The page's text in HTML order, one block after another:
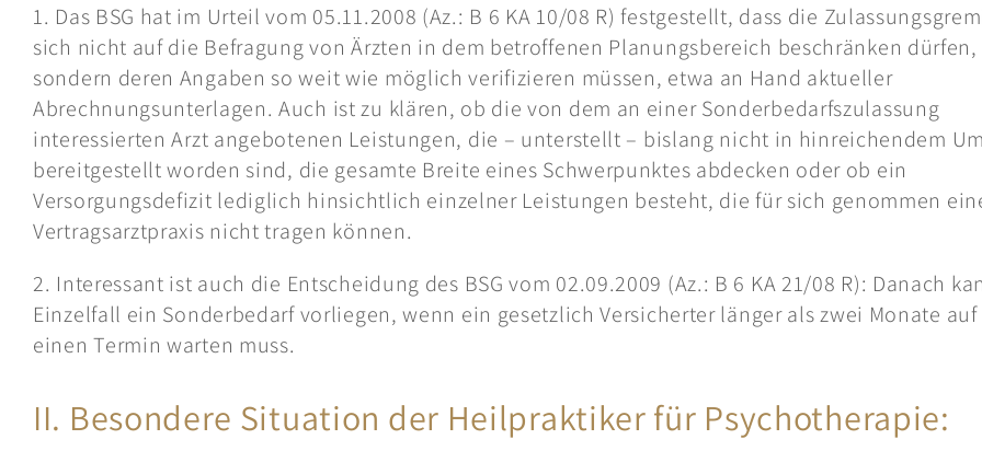
1. Das BSG hat im Urteil vom 05.11.2008 (Az.: B 6 KA 10/08 R) festgestellt, dass die
sich nicht auf die Befragung von Ärzten in dem betroffenen Planungsbereich beschränken dürfen,
sondern deren Angaben so weit wie möglich verifizieren müssen, etwa an Hand aktueller
Abrechnungsunterlagen. Auch ist zu klären, ob die von dem an einer Sonderbedarfszulassung
interessierten Arzt angebotenen Leistungen, die – unterstellt – bislang nicht in hinreichendem
bereitgestellt worden sind, die gesamte Breite eines Schwerpunktes abdecken oder ob ein
Versorgungsdefizit lediglich hinsichtlich einzelner Leistungen besteht, die für sich genommen
Vertragsarztpraxis nicht tragen können.
2. Interessant ist auch die Entscheidung des BSG vom 02.09.2009 (Az.: B 6 KA 21/08 R): Danach
Einzelfall ein Sonderbedarf vorliegen, wenn ein gesetzlich Versicherter länger als zwei Monate auf
einen Termin warten muss.
II. Besondere Situation der Heilpraktiker für Psychotherapie: